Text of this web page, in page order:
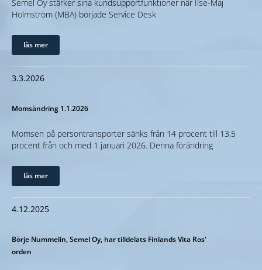
Semel Oy stärker sina kundsupportfunktioner när Ilse-Maj
Holmström (MBA) började Service Desk
läs mer
3.3.2026
Momsändring 1.1.2026
Momsen på persontransporter sänks från 14 procent till 13,5
procent från och med 1 januari 2026. Denna förändring
läs mer
4.12.2025
Börje Nummelin, Semel Oy, har tilldelats Finlands Vita Ros'
orden